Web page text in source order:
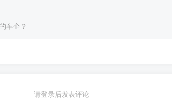
车企？
请登录后发表评论